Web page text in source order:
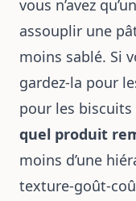
vous n’avez
assouplir une
moins sablé. Si
gardez-la pour
pour les
quel produit
moins d’une
texture-goût-